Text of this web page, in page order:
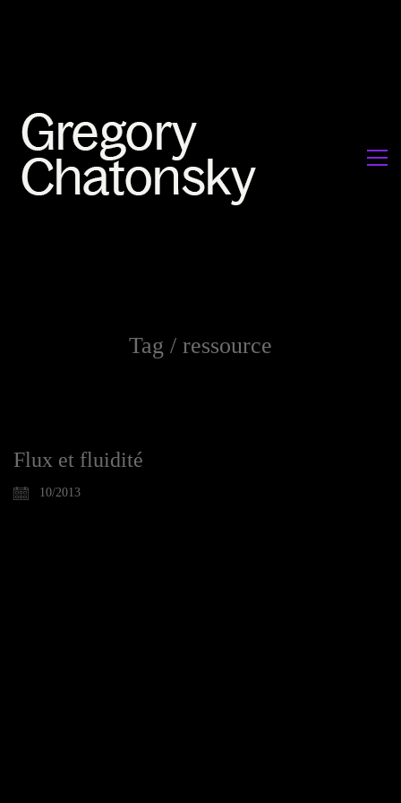
Tag / ressource
Flux et fluidité
10/2013